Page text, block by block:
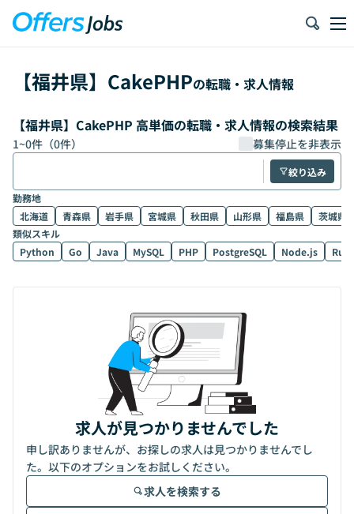
【福井県】 CakePHPの転職・求人情報
【福井県】CakePHP 高単価の転職・求人情報の検索結果
1~0件（0件） 募集停止を非表示
絞り込み
勤務地
北海道
青森県 岩手県 宮城県 秋田県 山形県 福島県
茨城県
類似スキル
Python
Go Java MySQL PHP PostgreSQL Node.js
求人が見つかりませんでした
申し訳ありませんが、お探しの求人は見つかりませんでし
た。以下のオプションをお試しください。
求人を検索する